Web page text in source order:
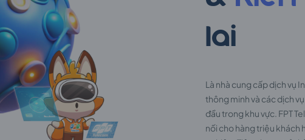
lai
Là nhà cung cấp dịch vụ
thông minh và các dịch
đầu trong khu vực. FPT
nối cho hàng triệu khách